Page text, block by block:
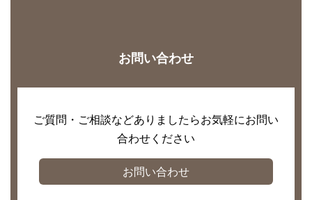
お問い合わせ
ご質問・ご相談などありましたらお気軽にお問い
合わせください
お問い合わせ